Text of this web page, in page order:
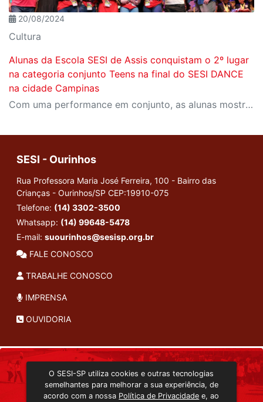
20/08/2024
Cultura
Alunas da Escola SESI de Assis conquistam o 2º lugar
na categoria conjunto Teens na final do SESI DANCE
na cidade Campinas
Com uma performance em conjunto, as alunas mostraram seus talentos, disciplina e simpatia, conquistando o público e recebendo prêmios de jurados como Eliane Rocha, Fábio Alcântara, Mayara Rosa, Yoshi Suzuki e Zebrinha
SESI - Ourinhos
Rua Professora Maria José Ferreira, 100 - Bairro das
Crianças - Ourinhos/SP CEP:19910-075
Telefone: (14) 3302-3500
Whatsapp: (14) 99648-5478
E-mail: suourinhos@sesisp.org.br
FALE CONOSCO
TRABALHE CONOSCO
IMPRENSA
OUVIDORIA
TRANSMISSÃO ON-LINE
EDITORA SESI-SP
O SESI-SP utiliza cookies e outras tecnologias
semelhantes para melhorar a sua experiência, de
acordo com a nossa Política de Privacidade e, ao